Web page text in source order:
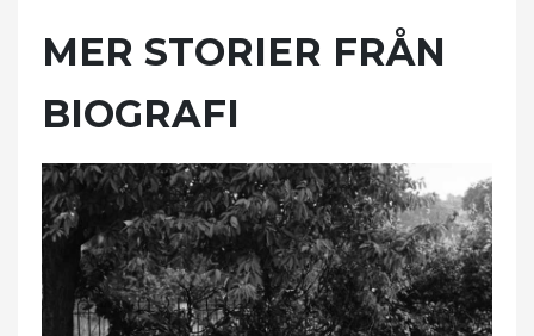
MER STORIER FRÅN
BIOGRAFI